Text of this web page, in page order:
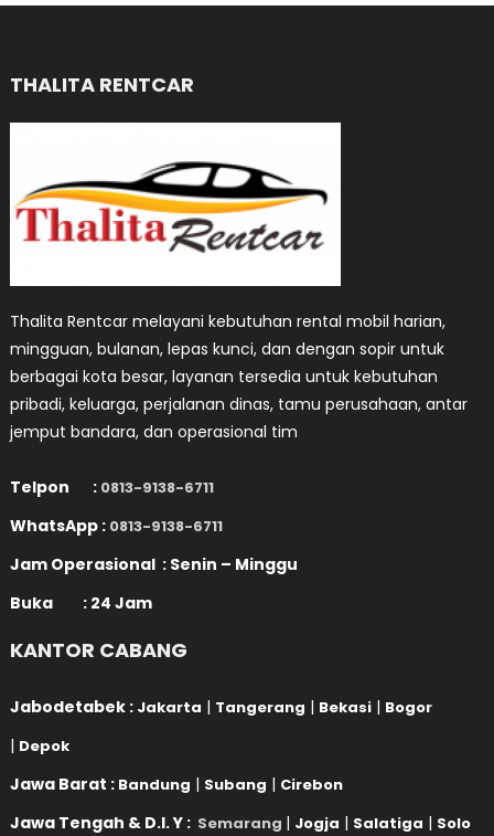
THALITA RENTCAR
Thalita Rentcar melayani kebutuhan rental mobil harian,
mingguan, bulanan, lepas kunci, dan dengan sopir untuk
berbagai kota besar, layanan tersedia untuk kebutuhan
pribadi, keluarga, perjalanan dinas, tamu perusahaan, antar
jemput bandara, dan operasional tim
Telpon : 0813-9138-6711
WhatsApp : 0813-9138-6711
Jam Operasional : Senin – Minggu
Buka : 24 Jam
KANTOR CABANG
Jabodetabek : Jakarta | Tangerang | Bekasi | Bogor
| Depok
Jawa Barat : Bandung | Subang | Cirebon
Jawa Tengah & D.I. Y : Semarang | Jogja | Salatiga | Solo